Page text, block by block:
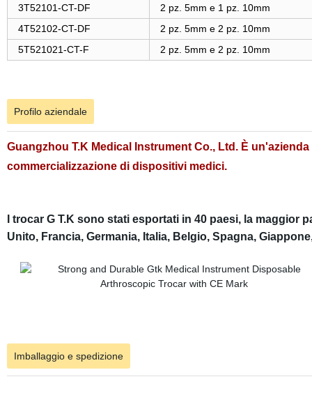
3T52101-CT-DF
2 pz. 5mm e 1 pz. 10mm
4T52102-CT-DF
2 pz. 5mm e 2 pz. 10mm
5T521021-CT-F
2 pz. 5mm e 2 pz. 10mm
Profilo aziendale
Guangzhou T.K Medical Instrument Co., Ltd. È
commercializzazione di dispositivi medici.
I trocar G T.K sono stati esportati in 40 paesi, la
Unito, Francia, Germania, Italia, Belgio, Spagna,
Imballaggio e spedizione